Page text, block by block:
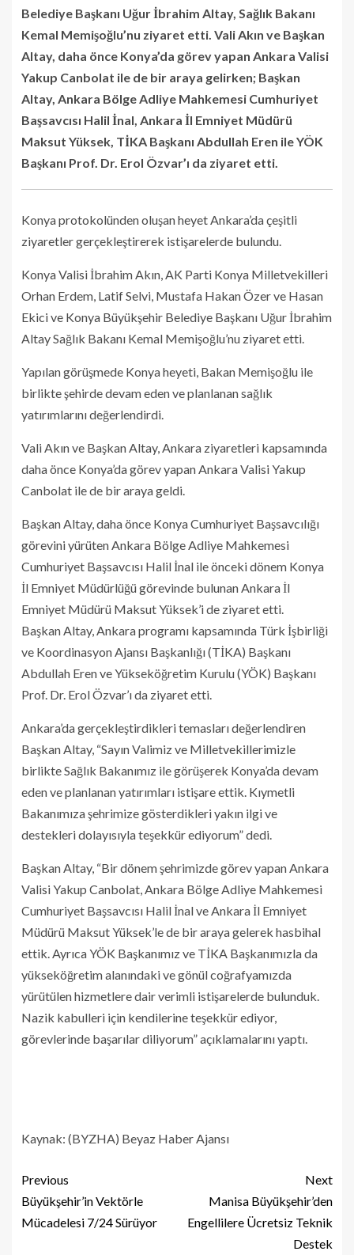
Belediye Başkanı Uğur İbrahim Altay, Sağlık Bakanı
Kemal Memişoğlu’nu ziyaret etti. Vali Akın ve Başkan
Altay, daha önce Konya’da görev yapan Ankara Valisi
Yakup Canbolat ile de bir araya gelirken; Başkan
Altay, Ankara Bölge Adliye Mahkemesi Cumhuriyet
Başsavcısı Halil İnal, Ankara İl Emniyet Müdürü
Maksut Yüksek, TİKA Başkanı Abdullah Eren ile YÖK
Başkanı Prof. Dr. Erol Özvar’ı da ziyaret etti.
Konya protokolünden oluşan heyet Ankara’da çeşitli
ziyaretler gerçekleştirerek istişarelerde bulundu.
Konya Valisi İbrahim Akın, AK Parti Konya Milletvekilleri
Orhan Erdem, Latif Selvi, Mustafa Hakan Özer ve Hasan
Ekici ve Konya Büyükşehir Belediye Başkanı Uğur İbrahim
Altay Sağlık Bakanı Kemal Memişoğlu’nu ziyaret etti.
Yapılan görüşmede Konya heyeti, Bakan Memişoğlu ile
birlikte şehirde devam eden ve planlanan sağlık
yatırımlarını değerlendirdi.
Vali Akın ve Başkan Altay, Ankara ziyaretleri kapsamında
daha önce Konya’da görev yapan Ankara Valisi Yakup
Canbolat ile de bir araya geldi.
Başkan Altay, daha önce Konya Cumhuriyet Başsavcılığı
görevini yürüten Ankara Bölge Adliye Mahkemesi
Cumhuriyet Başsavcısı Halil İnal ile önceki dönem Konya
İl Emniyet Müdürlüğü görevinde bulunan Ankara İl
Emniyet Müdürü Maksut Yüksek’i de ziyaret etti.
Başkan Altay, Ankara programı kapsamında Türk İşbirliği
ve Koordinasyon Ajansı Başkanlığı (TİKA) Başkanı
Abdullah Eren ve Yükseköğretim Kurulu (YÖK) Başkanı
Prof. Dr. Erol Özvar’ı da ziyaret etti.
Ankara’da gerçekleştirdikleri temasları değerlendiren
Başkan Altay, “Sayın Valimiz ve Milletvekillerimizle
birlikte Sağlık Bakanımız ile görüşerek Konya’da devam
eden ve planlanan yatırımları istişare ettik. Kıymetli
Bakanımıza şehrimize gösterdikleri yakın ilgi ve
destekleri dolayısıyla teşekkür ediyorum” dedi.
Başkan Altay, “Bir dönem şehrimizde görev yapan Ankara
Valisi Yakup Canbolat, Ankara Bölge Adliye Mahkemesi
Cumhuriyet Başsavcısı Halil İnal ve Ankara İl Emniyet
Müdürü Maksut Yüksek’le de bir araya gelerek hasbihal
ettik. Ayrıca YÖK Başkanımız ve TİKA Başkanımızla da
yükseköğretim alanındaki ve gönül coğrafyamızda
yürütülen hizmetlere dair verimli istişarelerde bulunduk.
Nazik kabulleri için kendilerine teşekkür ediyor,
görevlerinde başarılar diliyorum” açıklamalarını yaptı.
Kaynak: (BYZHA) Beyaz Haber Ajansı
Previous
Büyükşehir’in Vektörle
Mücadelesi 7/24 Sürüyor
Next
Manisa Büyükşehir’den
Engellilere Ücretsiz Teknik
Destek